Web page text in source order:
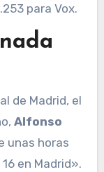
para Vox.
de Madrid, el
Alfonso
unas horas
en Madrid».